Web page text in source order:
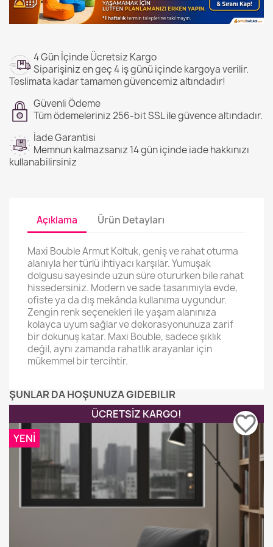
4 Gün İçinde Ücretsiz Kargo
Siparişiniz en geç 4 iş günü içinde kargoya verilir.
Teslimata kadar tamamen güvencemiz altındadır!
Güvenli Ödeme
Tüm ödemeleriniz 256-bit SSL ile güvence altındadır.
İade Garantisi
Memnun kalmazsanız 14 gün içinde iade hakkınızı
kullanabilirsiniz
Açıklama Ürün Detayları
Maxi Bouble Armut Koltuk, geniş ve rahat oturma
alanıyla her türlü ihtiyacı karşılar. Yumuşak
dolgusu sayesinde uzun süre otururken bile rahat
hissedersiniz. Modern ve sade tasarımıyla evde,
ofiste ya da dış mekânda kullanıma uygundur.
Zengin renk seçenekleri ile yaşam alanınıza
kolayca uyum sağlar ve dekorasyonunuza zarif
bir dokunuş katar. Maxi Bouble, sadece şıklık
değil, aynı zamanda rahatlık arayanlar için
mükemmel bir tercihtir.
ŞUNLAR DA HOŞUNUZA GIDEBILIR
ÜCRETSIZ KARGO!
YENI
favorite_border